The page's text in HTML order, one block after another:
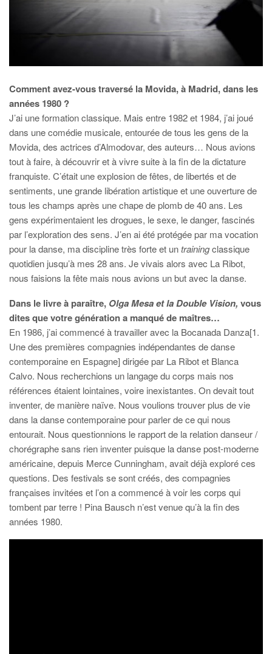
Comment avez-vous traversé la Movida, à Madrid, dans les
années 1980 ?
J’ai une formation classique. Mais entre 1982 et 1984, j’ai joué
dans une comédie musicale, entourée de tous les gens de la
Movida, des actrices d’Almodovar, des auteurs… Nous avions
tout à faire, à découvrir et à vivre suite à la fin de la dictature
franquiste. C’était une explosion de fêtes, de libertés et de
sentiments, une grande libération artistique et une ouverture de
tous les champs après une chape de plomb de 40 ans. Les
gens expérimentaient les drogues, le sexe, le danger, fascinés
par l’exploration des sens. J’en ai été protégée par ma vocation
pour la danse, ma discipline très forte et untrainingclassique
quotidien jusqu’à mes 28 ans. Je vivais alors avec La Ribot,
nous faisions la fête mais nous avions un but avec la danse.
Dans le livre à paraître, Olga Mesa et la Double Vision, vous
dites que votre génération a manqué de maîtres…
En 1986, j’ai commencé à travailler avec la Bocanada Danza[1.
Une des premières compagnies indépendantes de danse
contemporaine en Espagne] dirigée par La Ribot et Blanca
Calvo. Nous recherchions un langage du corps mais nos
références étaient lointaines, voire inexistantes. On devait tout
inventer, de manière naïve. Nous voulions trouver plus de vie
dans la danse contemporaine pour parler de ce qui nous
entourait. Nous questionnions le rapport de la relation danseur /
chorégraphe sans rien inventer puisque la danse post-moderne
américaine, depuis Merce Cunningham, avait déjà exploré ces
questions. Des festivals se sont créés, des compagnies
françaises invitées et l’on a commencé à voir les corps qui
tombent par terre ! Pina Bausch n’est venue qu’à la fin des
années 1980.